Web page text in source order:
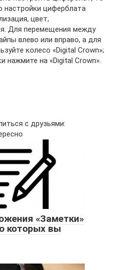
циферблата
цвет,
Для перемещения между
влево или вправо, а для
колесо «Digital Crown»;
нажмите на «Digital Crown».
с друзьями:
«Заметки»
которых вы